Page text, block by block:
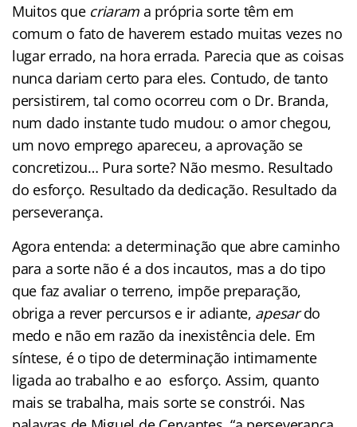
Muitos quecriaram a própria sorte têm em
comum o fato de haverem estado muitas vezes no
lugar errado, na hora errada. Parecia que as coisas
nunca dariam certo para eles. Contudo, de tanto
persistirem, tal como ocorreu com o Dr. Branda,
num dado instante tudo mudou: o amor chegou,
um novo emprego apareceu, a aprovação se
concretizou… Pura sorte? Não mesmo. Resultado
do esforço. Resultado da dedicação. Resultado da
perseverança.
Agora entenda: a determinação que abre caminho
para a sorte não é a dos incautos, mas a do tipo
que faz avaliar o terreno, impõe preparação,
obriga a rever percursos e ir adiante, apesardo
medo e não em razão da inexistência dele. Em
síntese, é o tipo de determinação intimamente
ligada ao trabalho e ao esforço. Assim, quanto
mais se trabalha, mais sorte se constrói. Nas